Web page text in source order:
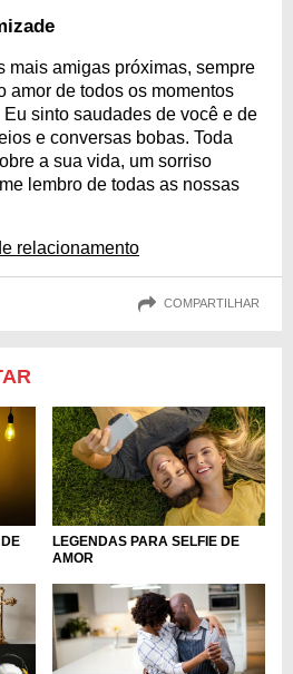
mais amigas próximas, sempre
amor de todos os momentos
sinto saudades de você e de
e conversas bobas. Toda
a sua vida, um sorriso
lembro de todas as nossas
relacionamento
COMPARTILHAR
LEGENDAS PARA SELFIE DE
AMOR